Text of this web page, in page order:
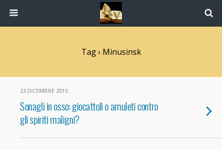
Tag › Minusinsk
23 DICEMBRE 2015
Sonagli in osso: giocattoli o amuleti contro
gli spiriti maligni?